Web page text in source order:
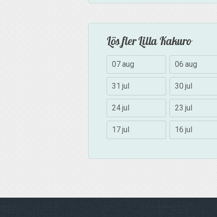
Lös fler Lilla Kakuro
07 aug 06 aug
31 jul 30 jul
24 jul 23 jul
17 jul 16 jul